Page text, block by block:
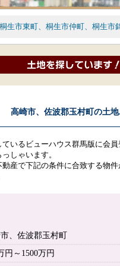
桐生市東町、桐生市仲町、桐生市
高崎市、佐波郡玉村町の土
いるビューハウス群馬版に会
しゃいます。
産で下記の条件に合致する物
、佐波郡玉村町
円～1500万円